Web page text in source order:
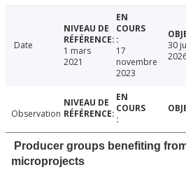
Date
1 mars
2021
17
novembre
2023
30
Observation
Producer groups benefiting
microprojects